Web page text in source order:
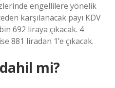
engellilere yönelik
karşılanacak payı KDV
692 liraya çıkacak. 4
881 liradan 1’e çıkacak.
mi?